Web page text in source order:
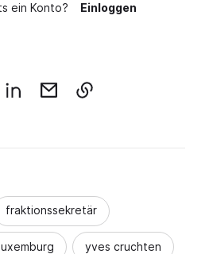
ein Konto? Einloggen
fraktionssekretär
yves cruchten